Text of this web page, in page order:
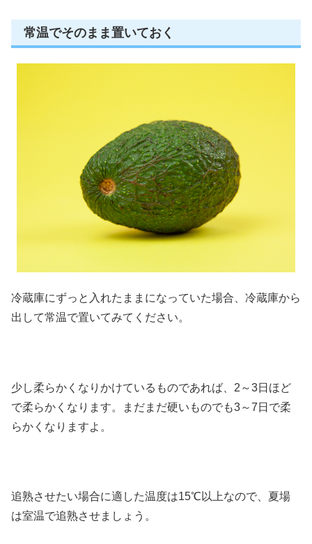
常温でそのまま置いておく
冷蔵庫にずっと入れたままになっていた場合、冷蔵庫から
出して常温で置いてみてください。
少し柔らかくなりかけているものであれば、2～3日ほど
で柔らかくなります。
まだまだ硬いものでも3～7日 で柔
らかくなりますよ。
追熟させたい場合に適した温度は15℃以上なので、 夏場
は室温で追熟させましょう。